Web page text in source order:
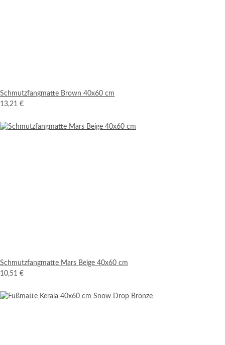
Schmutzfangmatte Brown 40x60 cm
13,21 €
Schmutzfangmatte Mars Beige 40x60 cm
10,51 €